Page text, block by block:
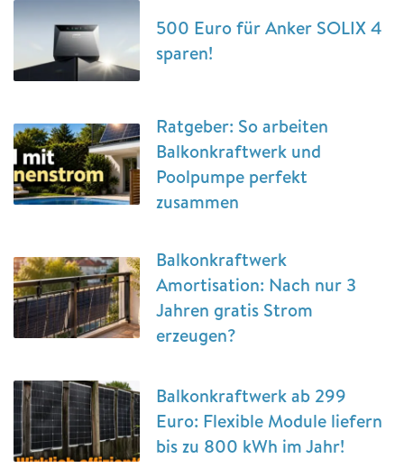
500 Euro für Anker SOLIX 4
sparen!
Ratgeber: So arbeiten
Balkonkraftwerk und
Poolpumpe perfekt
zusammen
Balkonkraftwerk
Amortisation: Nach nur 3
Jahren gratis Strom
erzeugen?
Balkonkraftwerk ab 299
Euro: Flexible Module liefern
bis zu 800 kWh im Jahr!